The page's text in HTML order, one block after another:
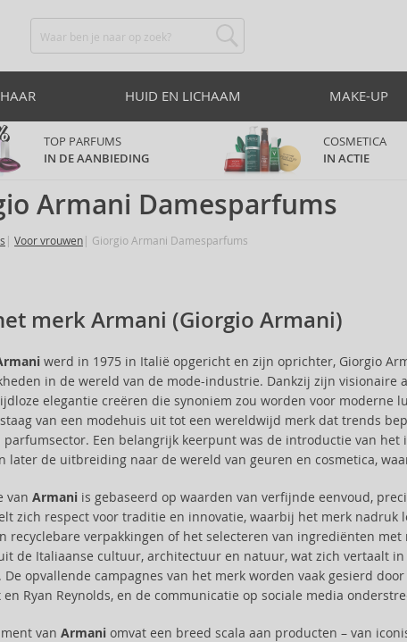
HAAR HUID EN LICHAAM MAKE-UP
TOP PARFUMS
IN DE AANBIEDING
COSMETICA
IN ACTIE
Armani Damesparfums
Voor vrouwen Giorgio Armani Damesparfums
merk Armani (Giorgio Armani)
werd in 1975 in Italië opgericht en zijn oprichter, Giorgio
in de wereld van de mode-industrie. Dankzij zijn visionaire
elegantie creëren die synoniem zou worden voor moderne
van een modehuis uit tot een wereldwijd merk dat trends
parfumsector. Een belangrijk keerpunt was de introductie van
later de uitbreiding naar de wereld van geuren en cosmetica,
van Armaniis gebaseerd op waarden van verfijnde eenvoud,
zich respect voor traditie en innovatie, waarbij het merk
recyclebare verpakkingen of het selecteren van ingrediënten
de Italiaanse cultuur, architectuur en natuur, wat zich vertaalt
opvallende campagnes van het merk worden vaak gesierd
en Ryan Reynolds, en de communicatie op sociale media
van Armaniomvat een breed scala aan producten – van